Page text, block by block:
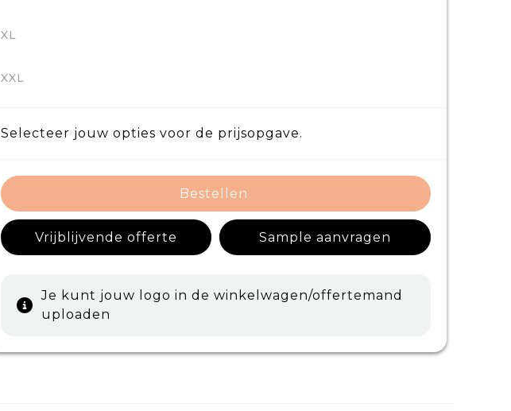
XL
XXL
Selecteer jouw opties voor de prijsopgave.
Bestellen
Vrijblijvende offerte Sample aanvragen
Je kunt jouw logo in de winkelwagen/offertemand
uploaden